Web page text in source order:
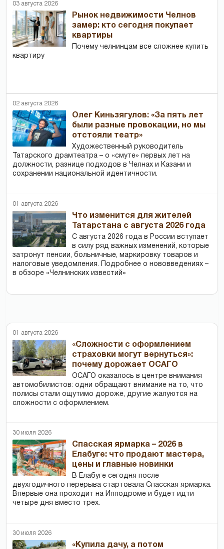
03 августа 2026
Рынок недвижимости Челнов
замер: кто сегодня покупает
квартиры
Почему челнинцам все сложнее купить
квартиру
02 августа 2026
Олег Киньзягулов: «За пять лет
были разные провокации, но мы
отстояли театр»
Художественный руководитель
Татарского драмтеатра – о «смуте» первых лет на
должности, разнице подходов в Челнах и Казани и
сохранении национальной идентичности.
01 августа 2026
Что изменится для жителей
Татарстана с августа 2026 года
С августа 2026 года в России вступает
в силу ряд важных изменений, которые
затронут пенсии, больничные, маркировку товаров и
налоговые уведомления. Подробнее о нововведениях –
в обзоре «Челнинских известий»
01 августа 2026
«Сложности с оформлением
страховки могут вернуться»:
почему дорожает ОСАГО
ОСАГО оказалось в центре внимания
автомобилистов: одни обращают внимание на то, что
полисы стали ощутимо дороже, другие жалуются на
сложности с оформлением.
30 июля 2026
Спасская ярмарка – 2026 в
Елабуге: что продают мастера,
цены и главные новинки
В Елабуге сегодня после
двухгодичного перерыва стартовала Спасская ярмарка.
Впервые она проходит на Ипподроме и будет идти
четыре дня вместо трех.
30 июля 2026
«Купила дачу, а потом